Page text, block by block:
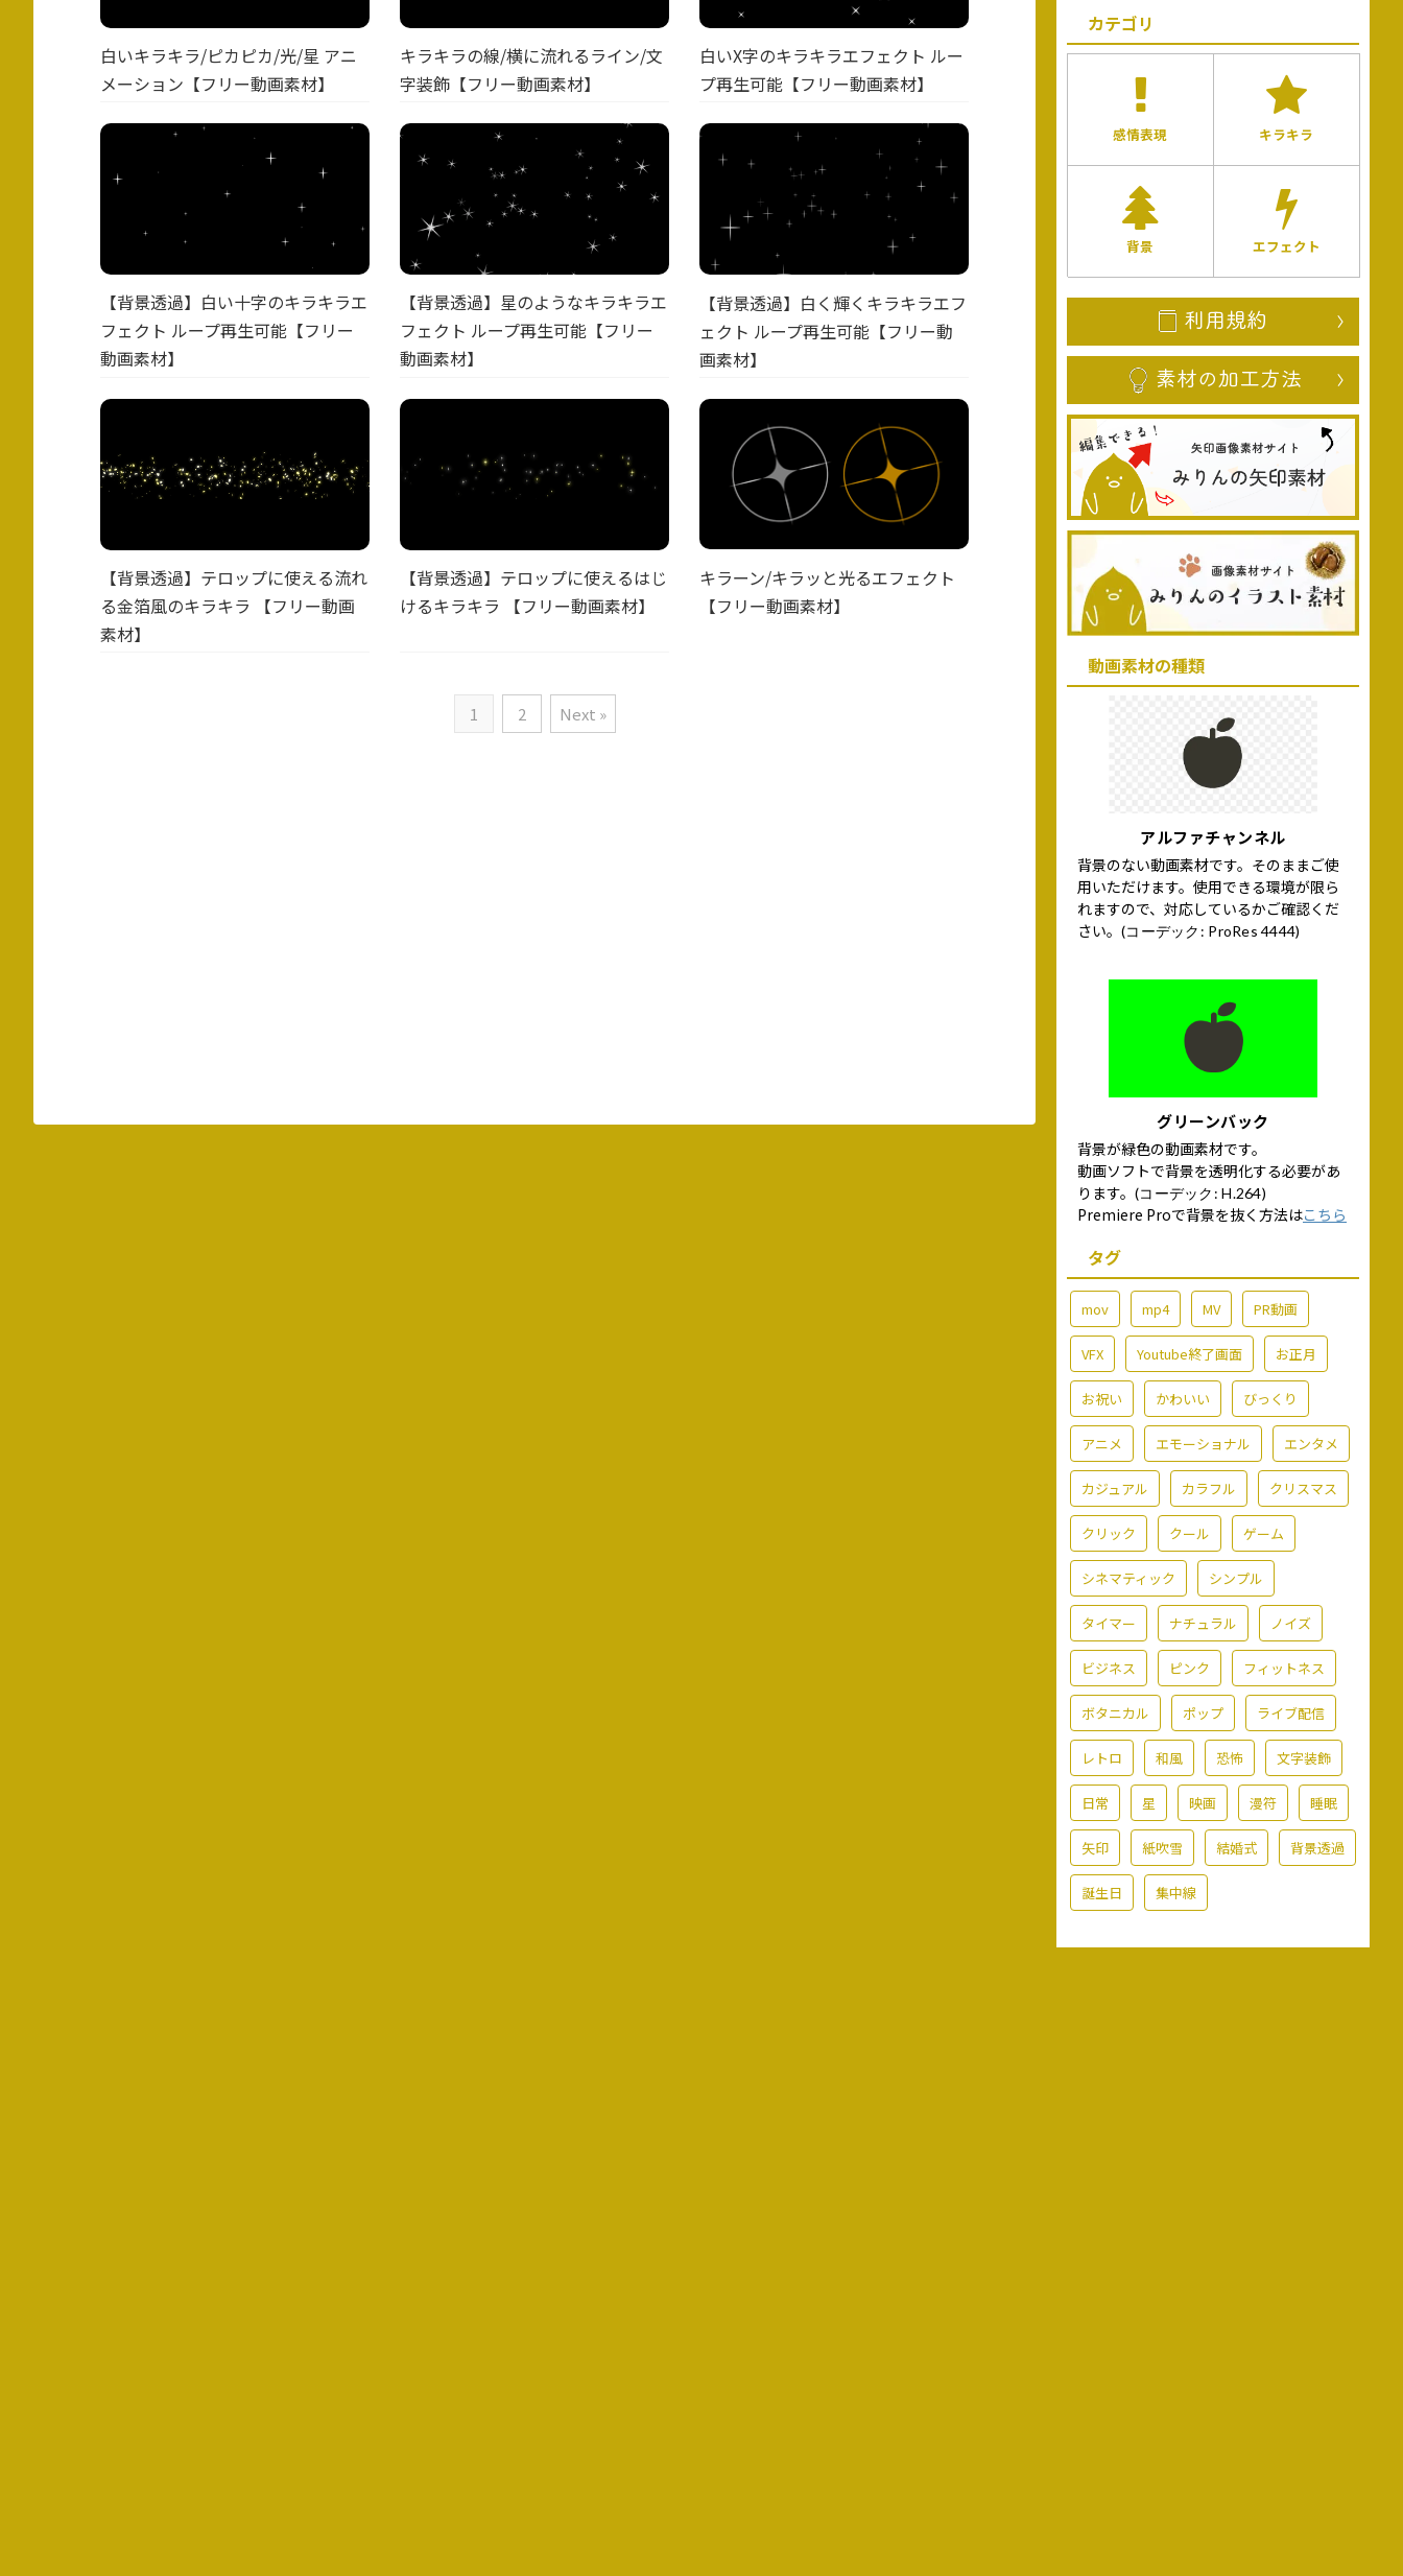
白いキラキラ/ピカピカ/光/星 アニ
メーション【フリー動画素材】
キラキラの線/横に流れるライン/文
字装飾【フリー動画素材】
白いX字のキラキラエフェクト ルー
プ再生可能【フリー動画素材】
【背景透過】白い十字のキラキラエ
フェクト ループ再生可能【フリー
動画素材】
【背景透過】星のようなキラキラエ
フェクト ループ再生可能【フリー
動画素材】
【背景透過】白く輝くキラキラエフ
ェクト ループ再生可能【フリー動
画素材】
【背景透過】テロップに使える流れ
る金箔風のキラキラ 【フリー動画
素材】
【背景透過】テロップに使えるはじ
けるキラキラ 【フリー動画素材】
キラーン/キラッと光るエフェクト
【フリー動画素材】
1 2 Next »
カテゴリ
感情表現 キラキラ
背景 エフェクト
動画素材の種類
アルファチャンネル
背景のない動画素材です。そのままご使
用いただけます。使用できる環境が限ら
れますので、対応しているかご確認くだ
さい。 (コーデック: ProRes 4444)
グリーンバック
背景が緑色の動画素材です。
動画ソフトで背景を透明化する必要があ
ります。 (コーデック: H.264)
Premiere Proで背景を抜く方法はこちら
タグ
mov mp4 MV PR動画
VFX Youtube終了画面 お正月
お祝い かわいい びっくり
アニメ エモーショナル エンタメ
カジュアル カラフル クリスマス
クリック クール ゲーム
シネマティック シンプル
タイマー ナチュラル ノイズ
ビジネス ピンク フィットネス
ボタニカル ポップ ライブ配信
レトロ 和風 恐怖 文字装飾
日常 星 映画 漫符 睡眠
矢印 紙吹雪 結婚式 背景透過
誕生日 集中線